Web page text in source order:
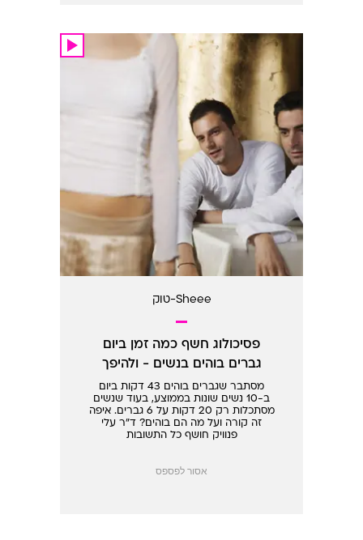
Sheee-טוק
פסיכולוג חשף כמה זמן ביום
גברים בוהים בנשים - ולהיפך
מסתבר שגברים בוהים 43 דקות ביום
ב-10 נשים שונות בממוצע, בעוד שנשים
מסתכלות רק 20 דקות על 6 גברים. איפה
זה קורה ועל מה הם בוהים? ד"ר עלי
פנוויק חושף כל התשובות
אסור לפספס